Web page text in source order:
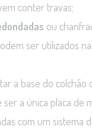
conter travas;
ou
ser utilizados
a base do colchão
ser a única placa de
com um sistema